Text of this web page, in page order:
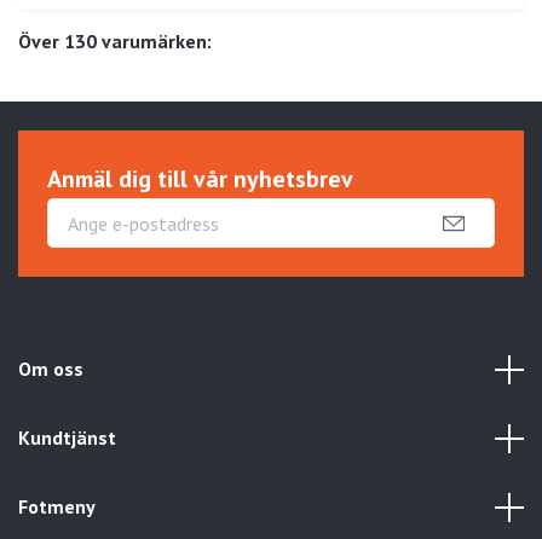
Över 130 varumärken:
Anmäl dig till vår nyhetsbrev
Om oss
Kundtjänst
Fotmeny